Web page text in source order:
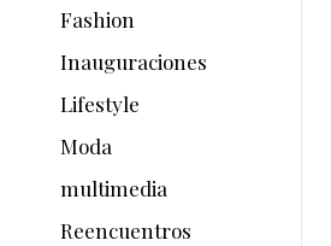
Fashion
Inauguraciones
Lifestyle
Moda
multimedia
Reencuentros